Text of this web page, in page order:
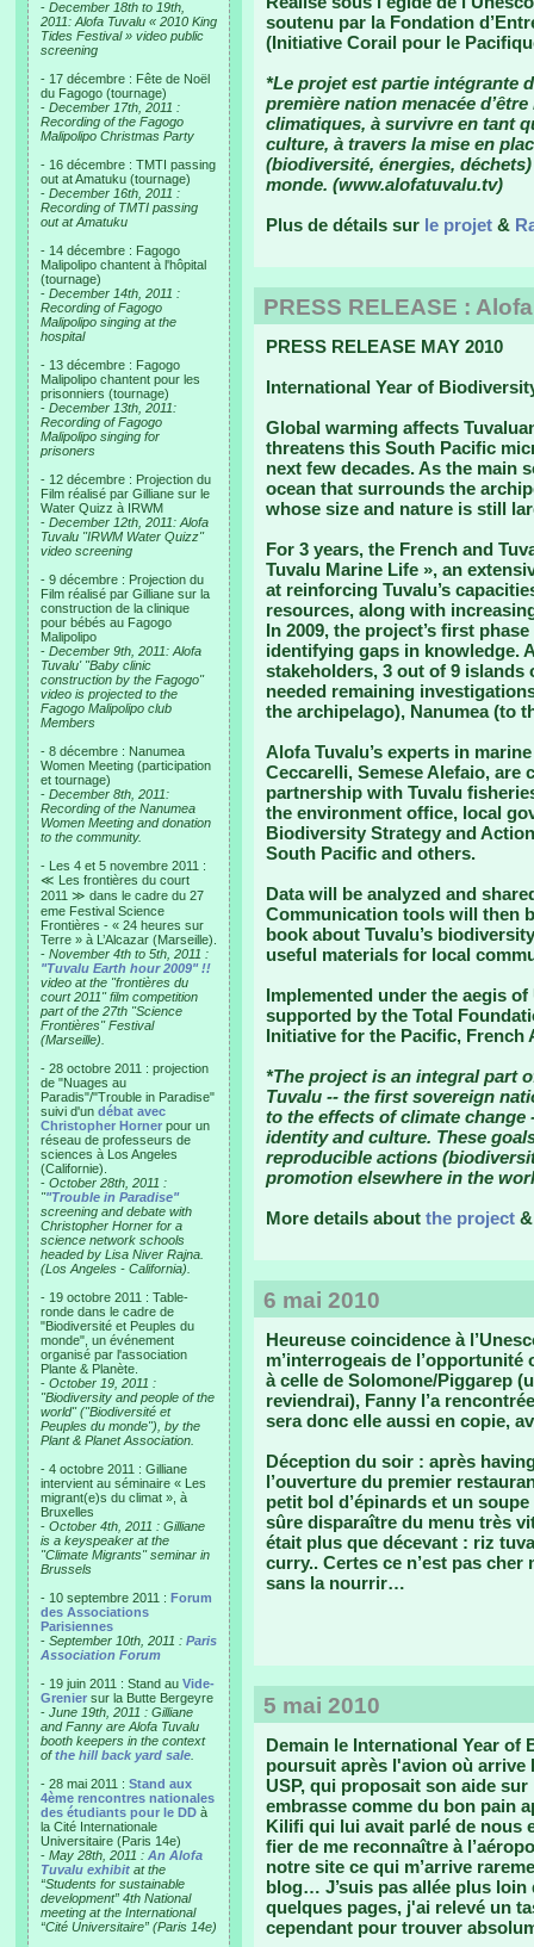
- December 18th to 19th,
2011: Alofa Tuvalu « 2010 King
Tides Festival » video public
screening
- 17 décembre : Fête de Noël
du Fagogo (tournage)
- December 17th, 2011 :
Recording of the Fagogo
Malipolipo Christmas Party
- 16 décembre : TMTI passing
out at Amatuku (tournage)
- December 16th, 2011 :
Recording of TMTI passing
out at Amatuku
- 14 décembre : Fagogo
Malipolipo chantent à l'hôpital
(tournage)
- December 14th, 2011 :
Recording of Fagogo
Malipolipo singing at the
hospital
- 13 décembre : Fagogo
Malipolipo chantent pour les
prisonniers (tournage)
- December 13th, 2011:
Recording of Fagogo
Malipolipo singing for
prisoners
- 12 décembre : Projection du
Film réalisé par Gilliane sur le
Water Quizz à IRWM
- December 12th, 2011: Alofa
Tuvalu "IRWM Water Quizz"
video screening
- 9 décembre : Projection du
Film réalisé par Gilliane sur la
construction de la clinique
pour bébés au Fagogo
Malipolipo
- December 9th, 2011: Alofa
Tuvalu' "Baby clinic
construction by the Fagogo"
video is projected to the
Fagogo Malipolipo club
Members
- 8 décembre : Nanumea
Women Meeting (participation
et tournage)
- December 8th, 2011:
Recording of the Nanumea
Women Meeting and donation
to the community.
- Les 4 et 5 novembre 2011 :
≪ Les frontières du court
2011 ≫ dans le cadre du 27
eme Festival Science
Frontières - « 24 heures sur
Terre » à L’Alcazar (Marseille).
- November 4th to 5th, 2011 :
"Tuvalu Earth hour 2009" !!
video at the "frontières du
court 2011" film competition
part of the 27th "Science
Frontières" Festival
(Marseille).
- 28 octobre 2011 : projection
de "Nuages au
Paradis"/"Trouble in Paradise"
suivi d'un débat avec
Christopher Horner pour un
réseau de professeurs de
sciences à Los Angeles
(Californie).
- October 28th, 2011 :
""Trouble in Paradise"
screening and debate with
Christopher Horner for a
science network schools
headed by Lisa Niver Rajna.
(Los Angeles - California).
- 19 octobre 2011 : Table-
ronde dans le cadre de
"Biodiversité et Peuples du
monde", un événement
organisé par l'association
Plante & Planète.
- October 19, 2011 :
"Biodiversity and people of the
world" ("Biodiversité et
Peuples du monde"), by the
Plant & Planet Association.
- 4 octobre 2011 : Gilliane
intervient au séminaire « Les
migrant(e)s du climat », à
Bruxelles
- October 4th, 2011 : Gilliane
is a keyspeaker at the
"Climate Migrants" seminar in
Brussels
- 10 septembre 2011 : Forum
des Associations
Parisiennes
- September 10th, 2011 : Paris
Association Forum
- 19 juin 2011 : Stand au Vide-
Grenier sur la Butte Bergeyre
- June 19th, 2011 : Gilliane
and Fanny are Alofa Tuvalu
booth keepers in the context
ofthe hill back yard sale
- 28 mai 2011 : Stand aux
4ème rencontres nationales
des étudiants pour le DD à
la Cité Internationale
Universitaire (Paris 14e)
- May 28th, 2011 : An Alofa
Tuvalu exhibit at the
“Students for sustainable
development” 4th National
meeting at the International
“Cité Universitaire” (Paris 14e)
soutenu par la Fondation
(Initiative Corail pour le
*Le projet est partie intégrante
première nation menacée
climatiques, à survivre en tant
culture, à travers la mise en
(biodiversité, énergies,
monde. (www.alofatuvalu.tv)
Plus de détails sur le projet &
PRESS RELEASE :
PRESS RELEASE MAY 2010
International Year of
Global warming affects
threatens this South Pacific
next few decades. As the main
ocean that surrounds the
whose size and nature is still
For 3 years, the French and
Tuvalu Marine Life », an
at reinforcing Tuvalu’s
resources, along with
In 2009, the project’s first
identifying gaps in knowledge.
stakeholders, 3 out of 9 islands
needed remaining
the archipelago), Nanumea (to
Alofa Tuvalu’s experts in
Ceccarelli, Semese Alefaio,
partnership with Tuvalu
the environment office, local
Biodiversity Strategy and
South Pacific and others.
Data will be analyzed and
Communication tools will then
book about Tuvalu’s
useful materials for local
Implemented under the aegis
supported by the Total
Initiative for the Pacific, French
*The project is an integral part
Tuvalu -- the first sovereign
to the effects of climate
identity and culture. These
reproducible actions
promotion elsewhere in the
More details about the project
6 mai 2010
Heureuse coincidence à
m’interrogeais de
à celle de Solomone/Piggarep
reviendrai), Fanny l’a
sera donc elle aussi en copie,
Déception du soir : après
l’ouverture du premier
petit bol d’épinards et un
sûre disparaître du menu très
était plus que décevant : riz
curry.. Certes ce n’est pas
sans la nourrir…
5 mai 2010
Demain le International Year of
poursuit après l'avion où arrive
USP, qui proposait son aide
embrasse comme du bon pain
Kilifi qui lui avait parlé de nous
fier de me reconnaître à
notre site ce qui m’arrive
blog… J’suis pas allée plus
quelques pages, j'ai relevé un
cependant pour trouver